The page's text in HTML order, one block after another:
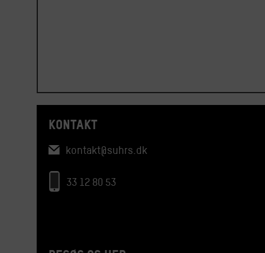
KONTAKT
kontakt@suhrs.dk
33 12 80 53